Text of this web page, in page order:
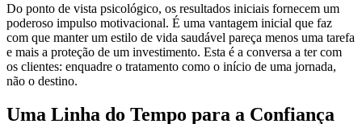
Do ponto de vista psicológico, os resultados iniciais fornecem um
poderoso impulso motivacional. É uma vantagem inicial que faz
com que manter um estilo de vida saudável pareça menos uma tarefa
e mais a proteção de um investimento. Esta é a conversa a ter com
os clientes: enquadre o tratamento como o início de uma jornada,
não o destino.
Uma Linha do Tempo para a Confiança